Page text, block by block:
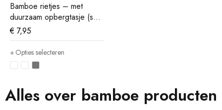
Bamboe rietjes – met
duurzaam opbergtasje (set
van 6)
€ 7,95
Opties selecteren
Alles over bamboe producten